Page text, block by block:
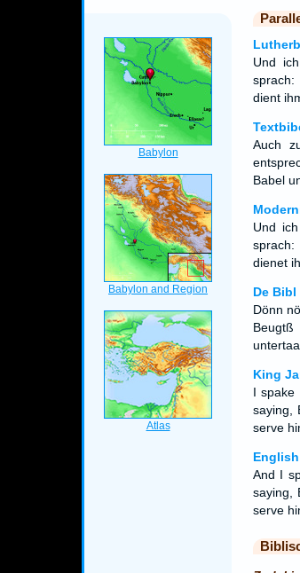
Und
sprach:
dient
Auch
Babel
Und
sprach:
dienet
De
Dönn
King
I spake
saying,
serve
And I
saying,
serve